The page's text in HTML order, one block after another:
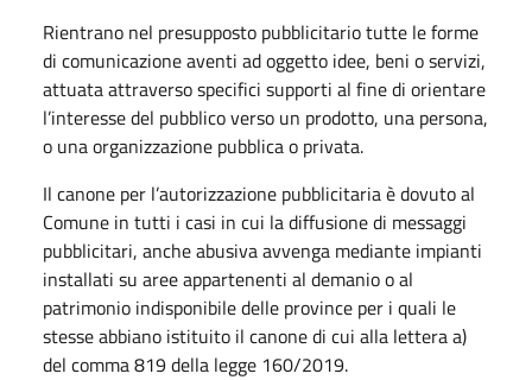
Rientrano nel presupposto pubblicitario tutte le forme
di comunicazione aventi ad oggetto idee, beni o servizi,
attuata attraverso specifici supporti al fine di orientare
l’interesse del pubblico verso un prodotto, una persona,
o una organizzazione pubblica o privata.
Il canone per l’autorizzazione pubblicitaria è dovuto al
Comune in tutti i casi in cui la diffusione di messaggi
pubblicitari, anche abusiva avvenga mediante impianti
installati su aree appartenenti al demanio o al
patrimonio indisponibile delle province per i quali le
stesse abbiano istituito il canone di cui alla lettera a)
del comma 819 della legge 160/2019.